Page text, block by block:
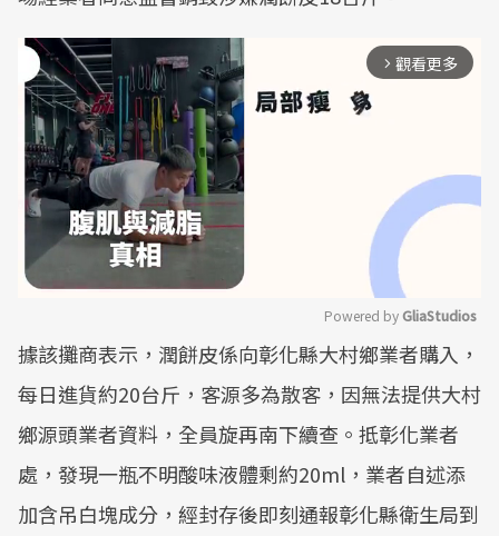
arrow_forward_ios 觀看更多
Mute
Powered by GliaStudios
據該攤商表示，潤餅皮係向彰化縣大村鄉業者購入，
每日進貨約20台斤，客源多為散客，因無法提供大村
鄉源頭業者資料，全員旋再南下續查。抵彰化業者
處，發現一瓶不明酸味液體剩約20ml，業者自述添
加含吊白塊成分，經封存後即刻通報彰化縣衛生局到